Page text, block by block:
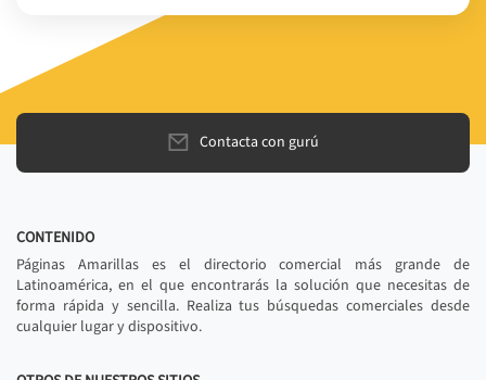
Contacta con gurú
CONTENIDO
Páginas Amarillas es el directorio comercial más grande de
Latinoamérica, en el que encontrarás la solución que necesitas de
forma rápida y sencilla. Realiza tus búsquedas comerciales desde
cualquier lugar y dispositivo.